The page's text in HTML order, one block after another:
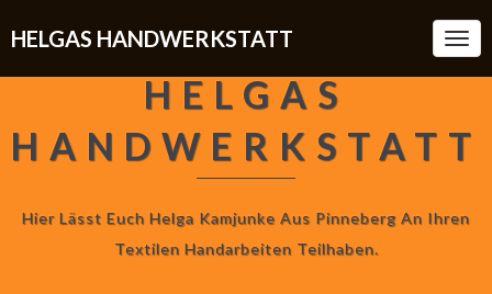
HELGAS HANDWERKSTATT
HELGAS
HANDWERKSTATT
Hier Lässt Euch Helga Kamjunke Aus Pinneberg An Ihren
Textilen Handarbeiten Teilhaben.